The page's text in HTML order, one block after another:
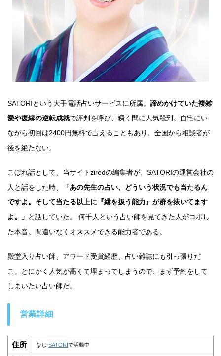
SATORIという大手電話占いサービスに所属。 諦めかけていた複雑
愛や復縁の逆転成就で評判を呼び、瞬く間に人気殺到。自宅にい
ながら初回は2400円無料で占えることもあり、全国から相談者が
後を絶たない。
こぼれ話として、当サイトziredの編集者が、SATORIの運営会社の
人と話をした時、
「あの先生の占い、どういう状況でも当たるん
ですよ。そして当たる以上に『縁を扱う能力』が群を抜いてます
よ。」 と話していた。 何千人という占い師を見てきた人がコボし
た本音。間違いなくオススメできる能力者である。
殿堂入り占い師、アワード受賞経歴、占い雑誌にも引っ張りだ
こ。とにかく人気が高くて埋まってしまうので、まず予約をして
しまいたい占い師だ。
営業詳細
住所 なし SATORIで活動中